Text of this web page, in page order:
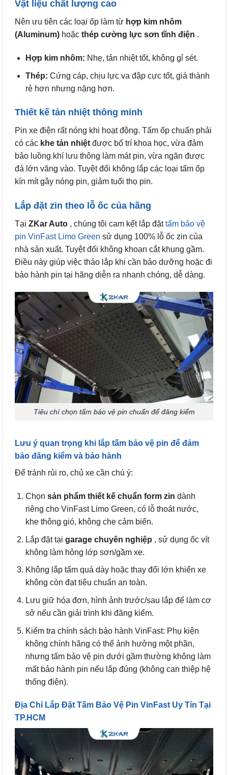
Vật liệu chất lượng cao
Nên ưu tiên các loại ốp làm từ hợp kim nhôm
(Aluminum) hoặc thép cường lực sơn tĩnh điện .
Hợp kim nhôm: Nhẹ, tản nhiệt tốt, không gỉ sét.
Thép: Cứng cáp, chịu lực va đập cực tốt, giá thành
rẻ hơn nhưng nặng hơn.
Thiết kế tản nhiệt thông minh
Pin xe điện rất nóng khi hoạt động. Tấm ốp chuẩn phải
có các khe tản nhiệtđược bố trí khoa học, vừa đảm
bảo luồng khí lưu thông làm mát pin, vừa ngăn được
đá lớn văng vào. Tuyệt đối không lắp các loại tấm ốp
kín mít gây nóng pin, giảm tuổi thọ pin.
Lắp đặt zin theo lỗ ốc của hãng
Tại ZKar Auto , chúng tôi cam kết lắp đặttấm bảo vệ
pin VinFast Limo Green sử dụng 100% lỗ ốc zin của
nhà sản xuất. Tuyệt đối không khoan cắt khung gầm.
Điều này giúp việc tháo lắp khi cần bảo dưỡng hoặc đi
bảo hành pin tại hãng diễn ra nhanh chóng, dễ dàng.
Tiêu chí chọn tấm bảo vệ pin chuẩn để đăng kiểm
Lưu ý quan trọng khi lắp tấm bảo vệ pin để đảm
bảo đăng kiểm và bảo hành
Để tránh rủi ro, chủ xe cần chú ý:
Chọn sản phẩm thiết kế chuẩn form zin dành
riêng cho VinFast Limo Green, có lỗ thoát nước,
khe thông gió, không che cảm biến.
Lắp đặt tại garage chuyên nghiệp , sử dụng ốc vít
không làm hỏng lớp sơn/gầm xe.
Không lắp tấm quá dày hoặc thay đổi lớn khiến xe
không còn đạt tiêu chuẩn an toàn.
Lưu giữ hóa đơn, hình ảnh trước/sau lắp để làm cơ
sở nếu cần giải trình khi đăng kiểm.
Kiểm tra chính sách bảo hành VinFast: Phụ kiện
không chính hãng có thể ảnh hưởng một phần,
nhưng tấm bảo vệ pin dưới gầm thường không làm
mất bảo hành pin nếu lắp đúng (không can thiệp hệ
thống điện).
Địa Chỉ Lắp Đặt Tấm Bảo Vệ Pin VinFast Uy Tín Tại
TP.HCM